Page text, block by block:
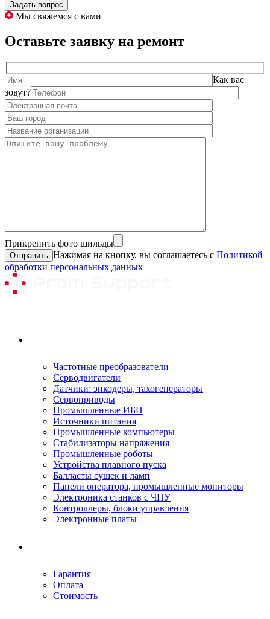
Задать вопрос
Мы свяжемся с вами
Оставьте заявку на ремонт
Как вас
зовут?
Прикрепить фото шильды
Нажимая на кнопку, вы соглашаетесь с Политикой
обработки персональных данных
Частотные преобразователи
Серводвигатели
Датчики: энкодеры, тахогенераторы
Сервоприводы
Промышленные ИБП
Источники питания
Промышленные компьютеры
Стабилизаторы напряжения
Промышленные роботы
Устройства плавного пуска
Балласты сушек и ламп
Панели оператора, промышленные мониторы
Электроника станков с ЧПУ
Контроллеры, блоки управления
Электронные платы
Гарантия
Оплата
Стоимость